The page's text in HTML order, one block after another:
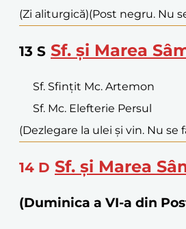
(Zi aliturgică)(Post negru. Nu
13 S Sf. și Marea
Sf. Sfințit Mc. Artemon
Sf. Mc. Elefterie Persul
(Dezlegare la ulei și vin. Nu se
14 D Sf. și Marea
(Duminica a VI-a din